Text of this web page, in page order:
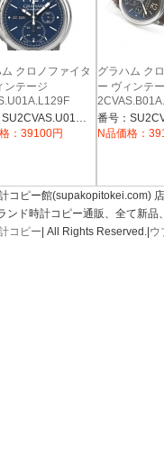
クロノファイタ
ンテージ
番号：SU2CVAS.U01A.L129F
：39100円
グラハム ク
ー ヴィンテ
N品価格：
コピー館(supakopitokei.com)
ンド時計コピー通販、全て新
コピー | All Rights Reserved.| ウ